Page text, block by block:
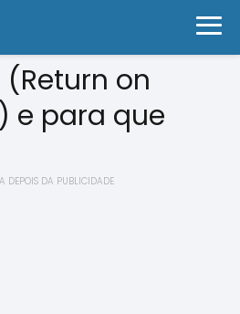
(Return on
e para que
DEPOIS DA PUBLICIDADE